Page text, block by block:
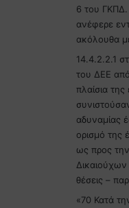
6 του ΓΚΠΔ.
ανέφερε
ακόλουθα
14.4.2.2.1
του ΔΕΕ
πλαίσια
αδυναμίας
ορισμό της
ως προς
θέσεις –
«70 Κατά